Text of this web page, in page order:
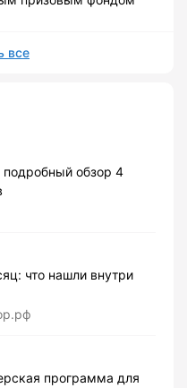
все
обзор 4
что нашли внутри
программа для